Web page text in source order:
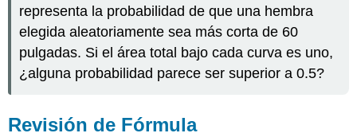
representa la probabilidad de que una hembra
elegida aleatoriamente sea más corta de 60
pulgadas. Si el área total bajo cada curva es uno,
¿alguna probabilidad parece ser superior a 0.5?
Revisión de Fórmula